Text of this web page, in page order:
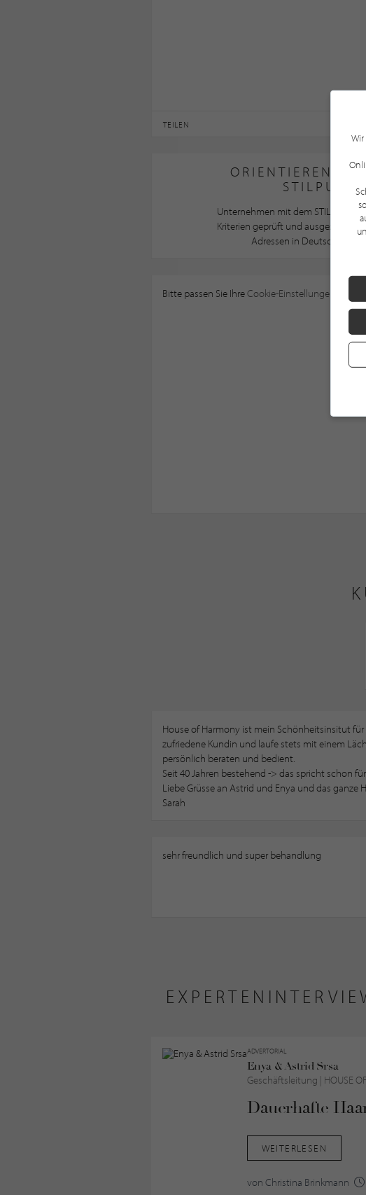
TEILEN
ORIENTIEREN
Unternehmen mit dem
Kriterien geprüft und
Adressen in Deutschland,
Bitte passen Sie IhreCookie-Einstellungen an,
House of Harmony ist mein Schönheitsinsitut
zufriedene Kundin und laufe stets mit einem
persönlich beraten und bedient.
Seit 40 Jahren bestehend -> das spricht schon
Liebe Grüsse an Astrid und Enya und das ganze
Sarah
sehr freundlich und super behandlung
ADVERTORIAL
Enya & Astrid Srsa
Geschäftsleitung | HOUSE
Dauerhafte
WEITERLESEN
von Christina Brinkmann